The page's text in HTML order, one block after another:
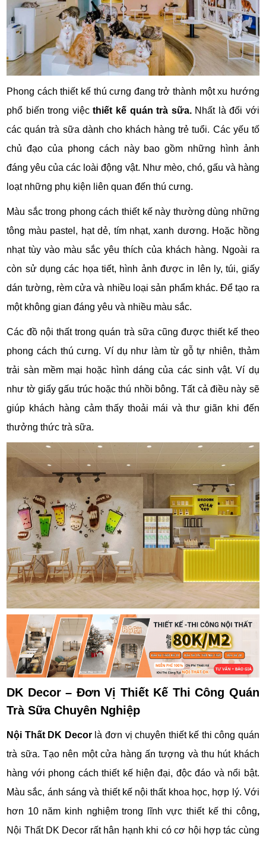
Phong cách thiết kế thú cưng đang trở thành một xu hướng
phổ biến trong việcthiết kế quán trà sữa.Nhất là đối với
các quán trà sữa dành cho khách hàng trẻ tuổi. Các yếu tố
chủ đạo của phong cách này bao gồm những hình ảnh
đáng yêu của các loài động vật. Như mèo, chó, gấu và hàng
loạt những phụ kiện liên quan đến thú cưng.
Màu sắc trong phong cách thiết kế này thường dùng những
tông màu pastel, hạt dẻ, tím nhạt, xanh dương. Hoặc hồng
nhạt tùy vào màu sắc yêu thích của khách hàng. Ngoài ra
còn sử dụng các họa tiết, hình ảnh được in lên ly, túi, giấy
dán tường, rèm cửa và nhiều loại sản phẩm khác. Để tạo ra
một không gian đáng yêu và nhiều màu sắc.
Các đồ nội thất trong quán trà sữa cũng được thiết kế theo
phong cách thú cưng. Ví dụ như làm từ gỗ tự nhiên, thảm
trải sàn mềm mại hoặc hình dáng của các sinh vật. Ví dụ
như tờ giấy gấu trúc hoặc thú nhồi bông. Tất cả điều này sẽ
giúp khách hàng cảm thấy thoải mái và thư giãn khi đến
thưởng thức trà sữa.
DK Decor – Đơn Vị Thiết Kế Thi Công Quán
Trà Sữa Chuyên Nghiệp
Nội Thất DK Decorlà đơn vị chuyên thiết kế thi công quán
trà sữa. Tạo nên một cửa hàng ấn tượng và thu hút khách
hàng với phong cách thiết kế hiện đại, độc đáo và nổi bật.
Màu sắc, ánh sáng và thiết kế nội thất khoa học, hợp lý. Với
hơn 10 năm kinh nghiệm trong lĩnh vực thiết kế thi công,
Nội Thất DK Decor rất hân hạnh khi có cơ hội hợp tác cùng